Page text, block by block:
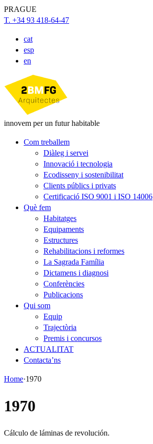
PRAGUE
T. +34 93 418-64-47
cat
esp
en
innovem per un futur habitable
Com treballem
Diàleg i servei
Innovació i tecnologia
Ecodisseny i sostenibilitat
Clients públics i privats
Certificació ISO 9001 i ISO 14006
Què fem
Habitatges
Equipaments
Estructures
Rehabilitacions i reformes
La Sagrada Família
Dictamens i diagnosi
Conferències
Publicacions
Qui som
Equip
Trajectòria
Premis i concursos
ACTUALITAT
Contacta’ns
Home·1970
1970
Cálculo de láminas de revolución.